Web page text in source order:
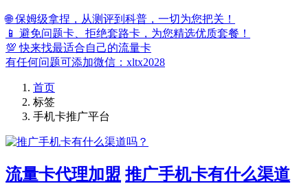
🌐 保姆级拿捏，从测评到科普，一切为您把关！
📱 避免问题卡、拒绝套路卡，为您精选优质套餐！
💯 快来找最适合自己的流量卡
有任何问题可添加微信：xltx2028
首页
标签
手机卡推广平台
流量卡代理加盟 推广手机卡有什么渠道